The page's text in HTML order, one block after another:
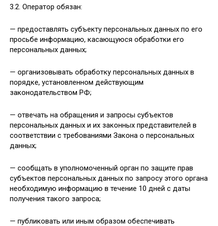
3.2. Оператор обязан:
— предоставлять субъекту персональных данных по его
просьбе информацию, касающуюся обработки его
персональных данных;
— организовывать обработку персональных данных в
порядке, установленном действующим
законодательством РФ;
— отвечать на обращения и запросы субъектов
персональных данных и их законных представителей в
соответствии с требованиями Закона о персональных
данных;
— сообщать в уполномоченный орган по защите прав
субъектов персональных данных по запросу этого органа
необходимую информацию в течение 10 дней с даты
получения такого запроса;
— публиковать или иным образом обеспечивать